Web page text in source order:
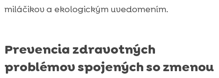
miláčikov a ekologickým uvedomením.
Prevencia zdravotných
problémov spojených so zmenou